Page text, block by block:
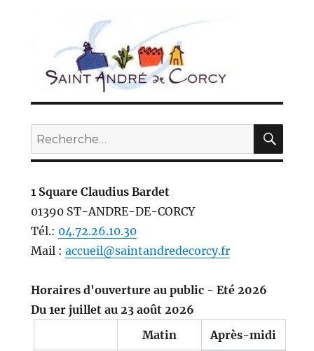
Recherche
pour :
1 Square Claudius Bardet
01390 ST-ANDRE-DE-CORCY
Tél.: 04.72.26.10.30
Mail : accueil@saintandredecorcy.fr
Horaires d'ouverture au public - Eté 2026
Du 1er juillet au 23 août 2026
Matin
Après-midi